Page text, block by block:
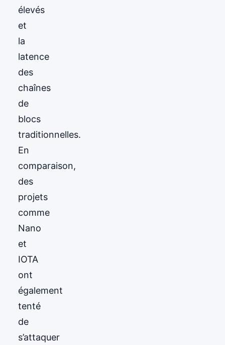
élevés
et
la
latence
des
chaînes
de
blocs
traditionnelles.
En
comparaison,
des
projets
comme
Nano
et
IOTA
ont
également
tenté
de
s’attaquer